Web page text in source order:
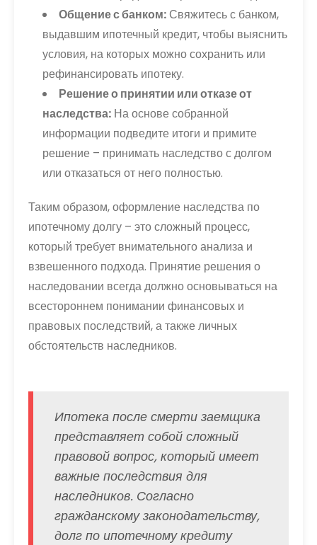
Общение с банком: Свяжитесь с банком,
выдавшим ипотечный кредит, чтобы выяснить
условия, на которых можно сохранить или
рефинансировать ипотеку.
Решение о принятии или отказе от
наследства: На основе собранной
информации подведите итоги и примите
решение – принимать наследство с долгом
или отказаться от него полностью.
Таким образом, оформление наследства по
ипотечному долгу – это сложный процесс,
который требует внимательного анализа и
взвешенного подхода. Принятие решения о
наследовании всегда должно основываться на
всестороннем понимании финансовых и
правовых последствий, а также личных
обстоятельств наследников.
Ипотека после смерти заемщика
представляет собой сложный
правовой вопрос, который имеет
важные последствия для
наследников. Согласно
гражданскому законодательству,
долг по ипотечному кредиту